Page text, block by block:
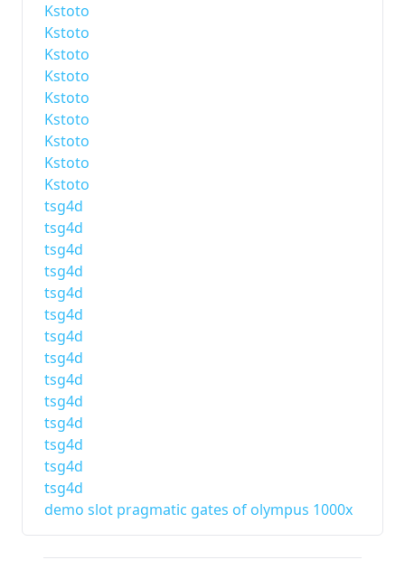
Kstoto
Kstoto
Kstoto
Kstoto
Kstoto
Kstoto
Kstoto
Kstoto
Kstoto
tsg4d
tsg4d
tsg4d
tsg4d
tsg4d
tsg4d
tsg4d
tsg4d
tsg4d
tsg4d
tsg4d
tsg4d
tsg4d
tsg4d
demo slot pragmatic gates of olympus 1000x